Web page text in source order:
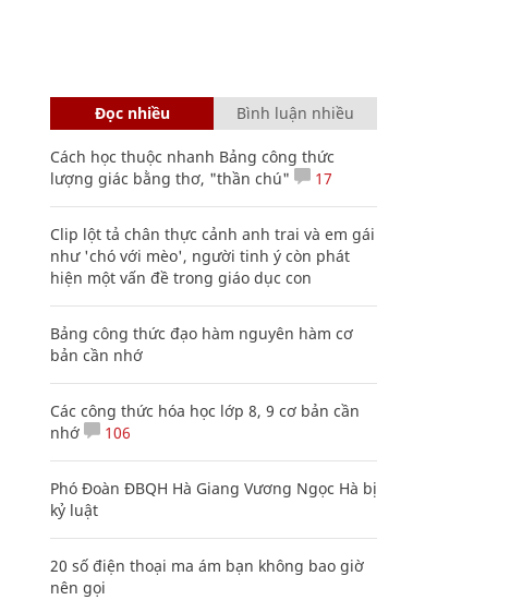
Đọc nhiều Bình luận nhiều
Cách học thuộc nhanh Bảng công thức
lượng giác bằng thơ, "thần chú"
17
Clip lột tả chân thực cảnh anh trai và em gái
như 'chó với mèo', người tinh ý còn phát
hiện một vấn đề trong giáo dục con
Bảng công thức đạo hàm nguyên hàm cơ
bản cần nhớ
Các công thức hóa học lớp 8, 9 cơ bản cần
nhớ
106
Phó Đoàn ĐBQH Hà Giang Vương Ngọc Hà bị
kỷ luật
20 số điện thoại ma ám bạn không bao giờ
nên gọi